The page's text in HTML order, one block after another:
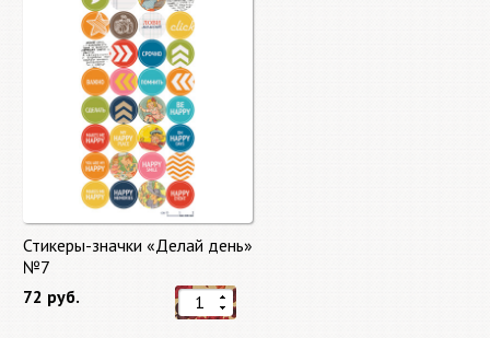
Стикеры-значки «Делай день»
№7
72 руб.